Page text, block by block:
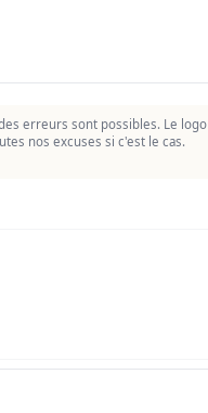
erreurs sont possibles. Le logo
nos excuses si c'est le cas.